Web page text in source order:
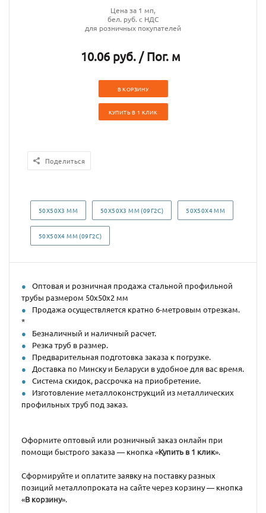
Цена за 1 мп,
бел. руб. с НДС
для розничных покупателей
10.06 руб. / Пог. м
В КОРЗИНУ
КУПИТЬ В 1 КЛИК
Поделиться
50Х50Х3 ММ 50Х50Х3 ММ (09Г2С) 50Х50Х4 ММ
50Х50Х4 ММ (09Г2С)
Оптовая и розничная продажа стальной профильной
трубы размером 50х50х2 мм
Продажа осуществляется кратно 6-метровым отрезкам.
*
Безналичный и наличный расчет.
Резка труб в размер.
Предварительная подготовка заказа к погрузке.
Доставка по Минску и Беларуси в удобное для вас время.
Система скидок, рассрочка на приобретение.
Изготовление металлоконструкций из металлических
профильных труб под заказ.
Оформите оптовый или розничный заказ онлайн при
помощи быстрого заказа — кнопка «Купить в 1 клик».
Сформируйте и оплатите заявку на поставку разных
позиций металлопроката на сайте через корзину — кнопка
«В корзину».